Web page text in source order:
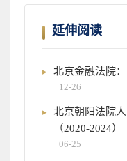
延伸阅读
北京金融法院
12-26
北京朝阳法院
（2020-2024
06-25